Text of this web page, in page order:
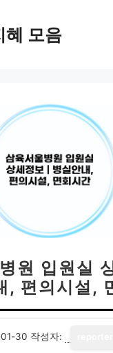
혜 모음
원 입원실
, 편의시설,
30 작성자: